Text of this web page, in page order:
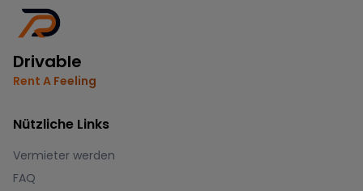
Drivable
Rent A Feeling
Nützliche Links
Vermieter werden
FAQ